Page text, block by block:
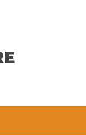
draad en korte
de haak
lijnen van Korum